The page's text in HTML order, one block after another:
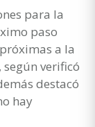
para la
paso
a la
verificó
destacó
hay